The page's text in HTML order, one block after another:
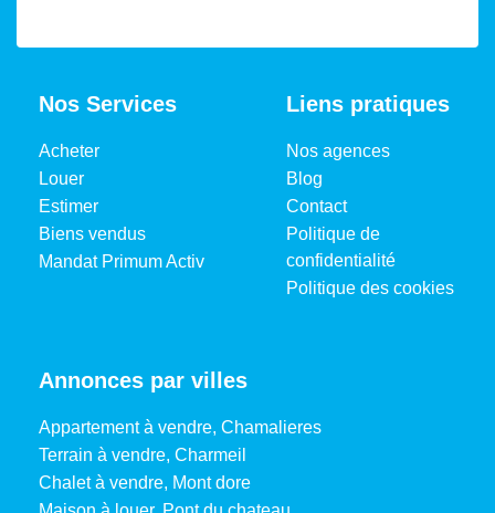
Nos Services
Acheter
Louer
Estimer
Biens vendus
Mandat Primum Activ
Liens pratiques
Nos agences
Blog
Contact
Politique de
confidentialité
Politique des cookies
Annonces par villes
Appartement à vendre, Chamalieres
Terrain à vendre, Charmeil
Chalet à vendre, Mont dore